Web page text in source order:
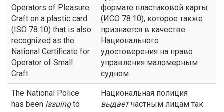
Operators of Pleasure
Craft on a plastic card
(ISO 78.10) that is also
recognized as the
National Certificate for
Operator of Small
Craft.
формате пластиковой карты
(ИСО 78.10), которое также
признается в качестве
Национального
удостоверения на право
управления маломерным
судном.
The National Police
has been issuingto
Национальная полиция
выдаетчастным лицам так